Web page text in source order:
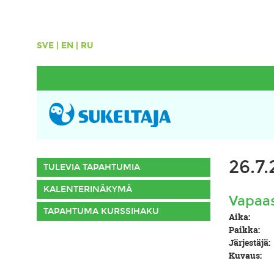
SVE | EN | RU
TULEVIA TAPAHTUMIA
KALENTERINÄKYMÄ
TAPAHTUMA KURSSIHAKU Aika:
Paikka:
Järjestäjä:
Kuvaus: